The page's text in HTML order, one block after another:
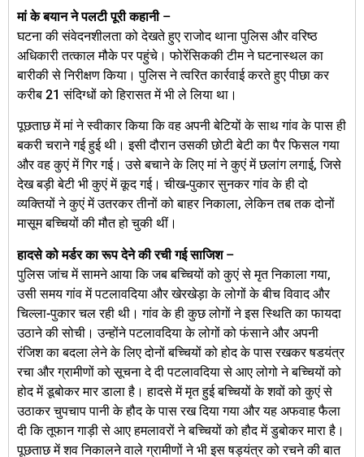
मां के बयान ने पलटी पूरी कहानी –
घटना की संवेदनशीलता को देखते हुए राजोद थाना पुलिस और वरिष्ठ
अधिकारी तत्काल मौके पर पहुंचे। फोरेंसिककी टीम ने घटनास्थल का
बारीकी से निरीक्षण किया। पुलिस ने त्वरित कार्रवाई करते हुए पीछा कर
करीब 21 संदिग्धों को हिरासत में भी ले लिया था।
पूछताछ में मां ने स्वीकार किया कि वह अपनी बेटियों के साथ गांव के पास ही
बकरी चराने गई हुई थी। इसी दौरान उसकी छोटी बेटी का पैर फिसल गया
और वह कुएं में गिर गई। उसे बचाने के लिए मां ने कुएं में छलांग लगाई, जिसे
देख बड़ी बेटी भी कुएं में कूद गई। चीख-पुकार सुनकर गांव के ही दो
व्यक्तियों ने कुएं में उतरकर तीनों को बाहर निकाला, लेकिन तब तक दोनों
मासूम बच्चियों की मौत हो चुकी थीं।
हादसे को मर्डर का रूप देने की रची गई साजिश–
पुलिस जांच में सामने आया कि जब बच्चियों को कुएं से मृत निकाला गया,
उसी समय गांव में पटलावदिया और खेरखेड़ा के लोगों के बीच विवाद और
चिल्ला-पुकार चल रही थी। गांव के ही कुछ लोगों ने इस स्थिति का फायदा
उठाने की सोची। उन्होंने पटलावदिया के लोगों को फंसाने और अपनी
रंजिश का बदला लेने के लिए दोनों बच्‍च‍ियों को होद के पास रखकर षडयंत्र
रचा और ग्रामीणों को सूचना दे दी पटलावदिया से आए लोगो ने बच्‍च‍ियों को
होद में डूबोकर मार डाला है। हादसे में मृत हुई बच्चियों के शवों को कुएं से
उठाकर चुपचाप पानी के हौद के पास रख दिया गया और यह अफवाह फैला
दी कि तूफान गाड़ी से आए हमलावरों ने बच्चियों को हौद में डुबोकर मारा है।
पूछताछ में शव निकालने वाले ग्रामीणों ने भी इस षड्यंत्र को रचने की बात